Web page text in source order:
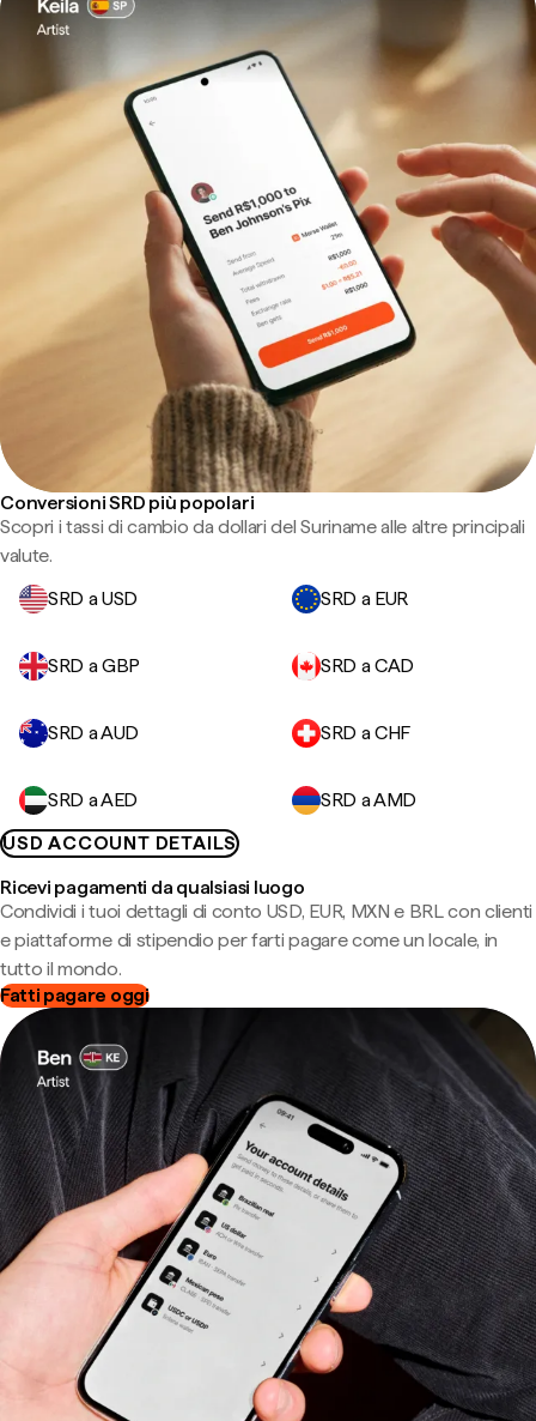
Conversioni SRD più popolari
Scopri i tassi di cambio da dollari del Suriname alle altre principali
valute.
SRD a USD
SRD a EUR
SRD a GBP SRD a CAD
SRD a AUD SRD a CHF
SRD a AED
SRD a AMD
USD ACCOUNT DETAILS
Ricevi pagamenti da qualsiasi luogo
Condividi i tuoi dettagli di conto USD, EUR, MXN e BRL con clienti
e piattaforme di stipendio per farti pagare come un locale, in
tutto il mondo.
Fatti pagare oggi